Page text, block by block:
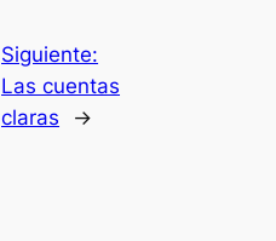
Siguiente:
Las cuentas
claras
→